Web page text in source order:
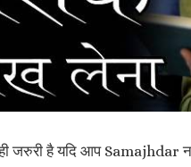
जरुरी है यदि आप Samajhdar